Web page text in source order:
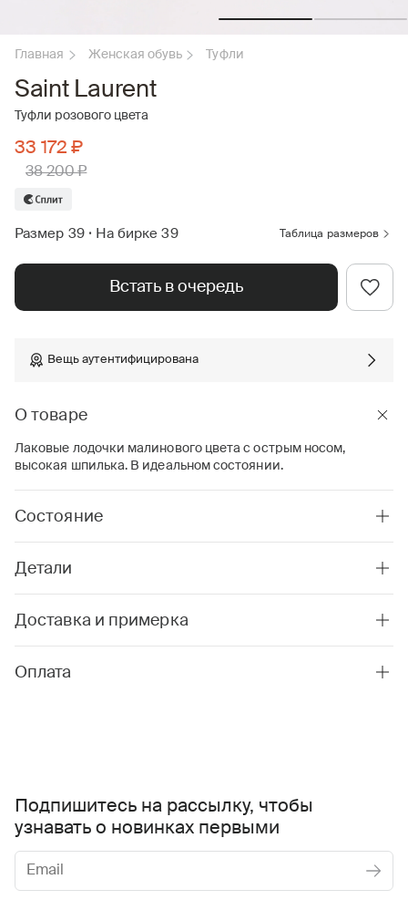
Главная Женская обувь Туфли
Saint Laurent
Туфли розового цвета
33 172 ₽
38 200 ₽
Размер 39 • На бирке 39 Таблица размеров
Встать в очередь
Вещь аутентифицирована
О товаре
Лаковые лодочки малинового цвета с острым носом,
высокая шпилька. В идеальном состоянии.
Состояние
Детали
Доставка и примерка
Оплата
Подпишитесь на рассылку, чтобы
узнавать о новинках первыми